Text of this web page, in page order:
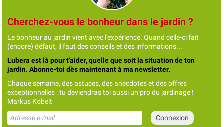
Cherchez-vous le bonheur dans le jardin ?
Le bonheur au jardin vient avec l'expérience. Quand celle-ci fait
(encore) défaut, il faut des conseils et des informations...
Lubera est là pour t'aider, quelle que soit la situation de ton
jardin. Abonne-toi dès maintenant à ma newsletter.
Chaque semaine, des astuces, des anecdotes et des offres
exceptionnelles : tu deviendras toi aussi un pro du jardinage !
Markus Kobelt